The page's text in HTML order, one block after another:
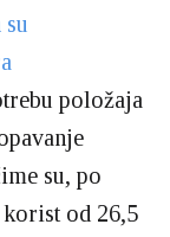
položaja
su, po
od 26,5